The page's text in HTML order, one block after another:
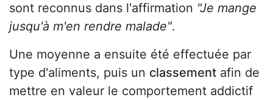
sont reconnus dans l'affirmation "Je mange
jusqu'à m'en rendre malade".
Une moyenne a ensuite été effectuée par
type d'aliments, puis un classement afin de
mettre en valeur le comportement addictif